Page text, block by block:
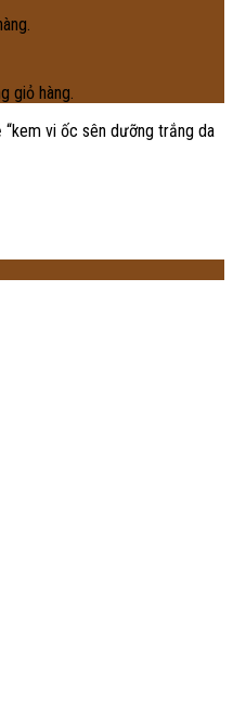
giỏ hàng.
vi ốc sên dưỡng trắng da